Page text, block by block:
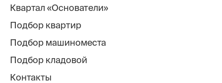
Квартал «Основатели»
Подбор квартир
Подбор машиноместа
Подбор кладовой
Контакты